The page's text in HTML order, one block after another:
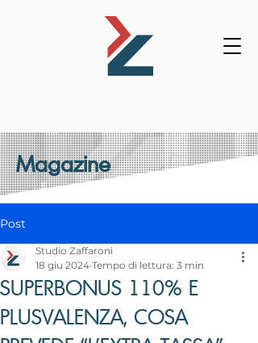
Magazine
Post
SUPERBONUS 110% E
PLUSVALENZA, COSA
Studio Zaffaroni
18 giu 2024 Tempo di lettura: 3 min